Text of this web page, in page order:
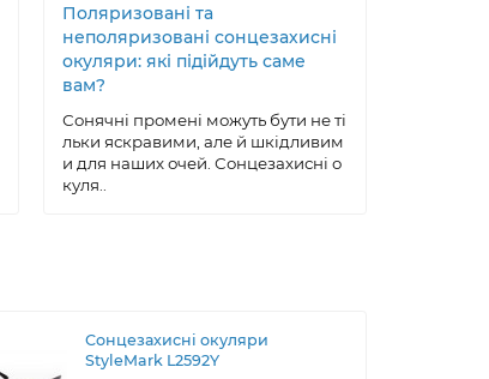
Поляризовані та
неполяризовані сонцезахисні
окуляри: які підійдуть саме
вам?
Сонячні промені можуть бути не ті
льки яскравими, але й шкідливим
и для наших очей. Сонцезахисні о
куля..
Сонцезахисні окуляри
StyleMark L2592Y